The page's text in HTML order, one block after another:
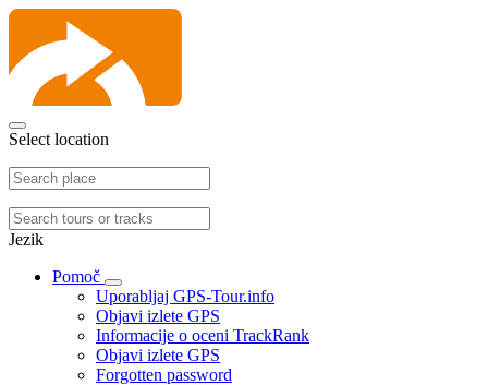
Select location
Jezik
Pomoč
Uporabljaj GPS-Tour.info
Objavi izlete GPS
Informacije o oceni TrackRank
Objavi izlete GPS
Forgotten password